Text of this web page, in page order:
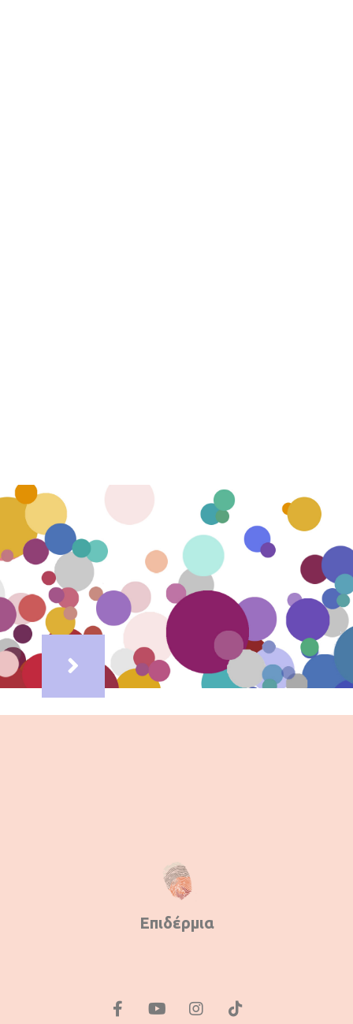
ΕΠΙΔΕΡΜΙΑ
Επιδέρμια